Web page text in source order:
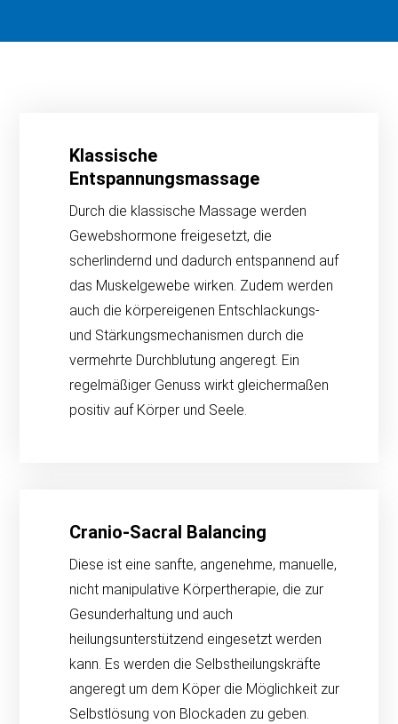
Klassische
Entspannungsmassage
Durch die klassische Massage werden
Gewebshormone freigesetzt, die
scherlindernd und dadurch entspannend auf
das Muskelgewebe wirken. Zudem werden
auch die körpereigenen Entschlackungs-
und Stärkungsmechanismen durch die
vermehrte Durchblutung angeregt. Ein
regelmäßiger Genuss wirkt gleichermaßen
positiv auf Körper und Seele.
Cranio-Sacral Balancing
Diese ist eine sanfte, angenehme, manuelle,
nicht manipulative Körpertherapie, die zur
Gesunderhaltung und auch
heilungsunterstützend eingesetzt werden
kann. Es werden die Selbstheilungskräfte
angeregt um dem Köper die Möglichkeit zur
Selbstlösung von Blockaden zu geben.